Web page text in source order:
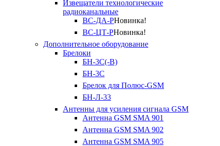
Извещатели технологические
радиоканальные
ВС-ДА-РНовинка!
ВС-ЦТ-РНовинка!
Дополнительное оборудование
Брелоки
БН-3С(-В)
БН-3С
Брелок для Полюс-GSM
БН-Л-33
Антенны для усиления сигнала GSM
Антенна GSM SMA 901
Антенна GSM SMA 902
Антенна GSM SMA 905